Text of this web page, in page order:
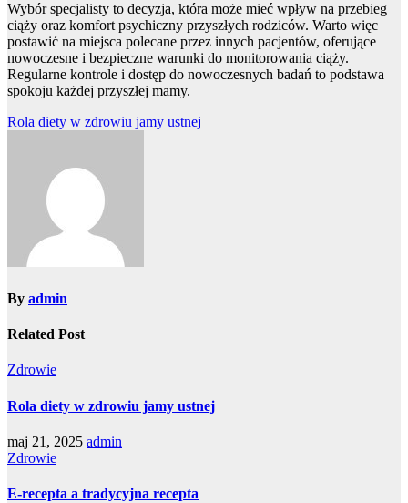
Wybór specjalisty to decyzja, która może mieć wpływ na przebieg
ciąży oraz komfort psychiczny przyszłych rodziców. Warto więc
postawić na miejsca polecane przez innych pacjentów, oferujące
nowoczesne i bezpieczne warunki do monitorowania ciąży.
Regularne kontrole i dostęp do nowoczesnych badań to podstawa
spokoju każdej przyszłej mamy.
Nawigacja
Rola diety w zdrowiu jamy ustnej
By admin
Related Post
Zdrowie
Rola diety w zdrowiu jamy ustnej
maj 21, 2025 admin
Zdrowie
E-recepta a tradycyjna recepta